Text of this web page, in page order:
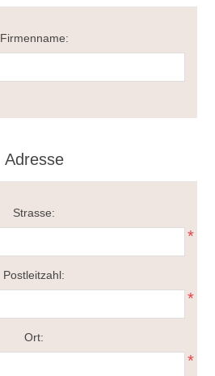
Firmenname:
Adresse
Strasse:
*
Postleitzahl:
*
Ort:
*